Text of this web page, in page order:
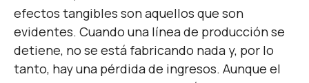
efectos tangibles son aquellos que son
evidentes. Cuando una línea de producción se
detiene, no se está fabricando nada y, por lo
tanto, hay una pérdida de ingresos. Aunque el